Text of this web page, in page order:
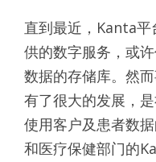
直到最近，Kanta
供的数字服务，或
数据的存储库。然
有了很大的发展，
使用客户及患者数
和医疗保健部门的